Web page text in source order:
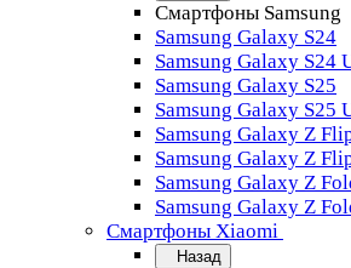
Смартфоны Samsung
Samsung Galaxy S24
Samsung Galaxy S24
Samsung Galaxy S25
Samsung Galaxy S25
Samsung Galaxy Z
Samsung Galaxy Z
Samsung Galaxy Z
Samsung Galaxy Z
Смартфоны Xiaomi
Назад